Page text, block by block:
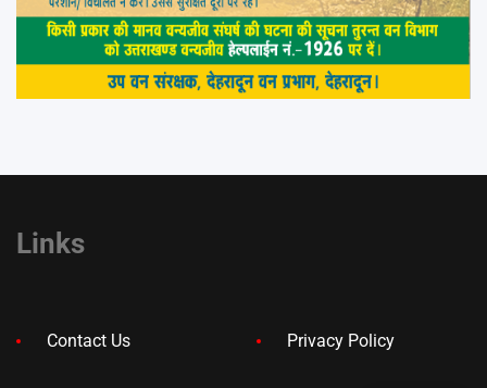
Links
Contact Us Privacy Policy